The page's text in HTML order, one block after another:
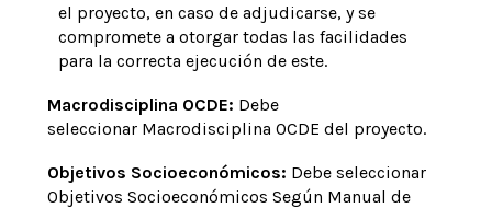
el proyecto, en caso de adjudicarse, y se
compromete a otorgar todas las facilidades
para la correcta ejecución de este.
Macrodisciplina OCDE: Debe
seleccionar Macrodisciplina OCDE del proyecto.
Objetivos Socioeconómicos: Debe seleccionar
Objetivos Socioeconómicos Según Manual de